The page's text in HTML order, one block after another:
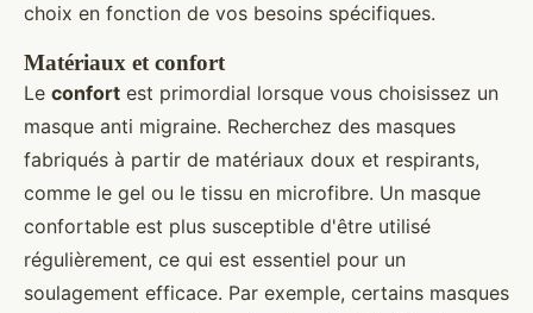
choix en fonction de vos besoins spécifiques.
Matériaux et confort
Le confort est primordial lorsque vous choisissez un
masque anti migraine. Recherchez des masques
fabriqués à partir de matériaux doux et respirants,
comme le gel ou le tissu en microfibre. Un masque
confortable est plus susceptible d'être utilisé
régulièrement, ce qui est essentiel pour un
soulagement efficace. Par exemple, certains masques